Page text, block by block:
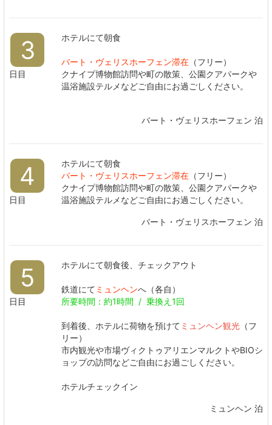
3
日目
ホテルにて朝食
バート・ヴェリスホーフェン滞在 （フリー）
クナイプ博物館訪問や町の散策、公園クアパークや
温浴施設テルメなどご自由にお過ごしください。
バート・ヴェリスホーフェン 泊
4
日目
ホテルにて朝食
バート・ヴェリスホーフェン滞在 （フリー）
クナイプ博物館訪問や町の散策、公園クアパークや
温浴施設テルメなどご自由にお過ごしください。
バート・ヴェリスホーフェン 泊
5
日目
ホテルにて朝食後、チェックアウト
鉄道にて ミュンヘンへ（各自）
所要時間：約1時間 / 乗換え1回
到着後、ホテルに荷物を預けて ミュンヘン観光 （フ
リー）
市内観光や市場ヴィクトゥアリエンマルクトやBIOシ
ョップの訪問などご自由にお過ごしください。
ホテルチェックイン
ミュンヘン 泊